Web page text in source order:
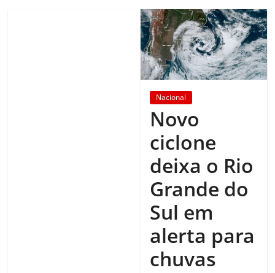
Nacional
Novo
ciclone
deixa o Rio
Grande do
Sul em
alerta para
chuvas